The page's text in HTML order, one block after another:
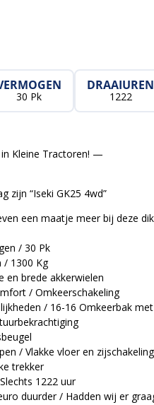
30 Pk
DRAAIUREN
1222
Kleine Tractoren! —
zijn “Iseki GK25 4wd”
een maatje meer bij deze
/ 30 Pk
/ 1300 Kg
en brede akkerwielen
/ Omkeerschakeling
/ 16-16 Omkeerbak
/ Vlakke vloer en zijschakeling
trekker
1222 uur
duurder / Hadden wij er